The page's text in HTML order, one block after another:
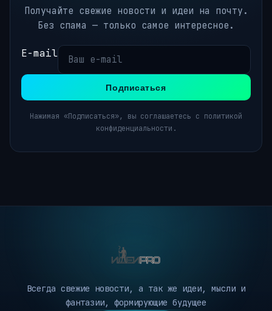
Получайте свежие новости и идеи на почту.
Без спама — только самое интересное.
E-mail
Подписаться
Нажимая «Подписаться», вы соглашаетесь с политикой
конфиденциальности.
Всегда свежие новости, а так же идеи, мысли и
фантазии, формирующие будущее